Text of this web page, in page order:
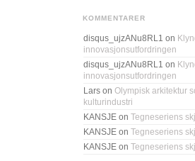
KOMMENTARER
disqus_ujzANu8RL1 on
innovasjonsutfordringen
disqus_ujzANu8RL1 on
innovasjonsutfordringen
Lars on Olympisk arkitektur
kulturindustri
KANSJE on Tegneseriens
KANSJE on Tegneseriens
KANSJE on Tegneseriens